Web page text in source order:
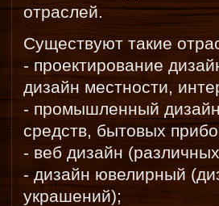
отраслей.
Существуют такие
- проектирование
дизайн местности,
- промышленный
средств, бытовых
- веб дизайн
- дизайн ювелирный
украшений);